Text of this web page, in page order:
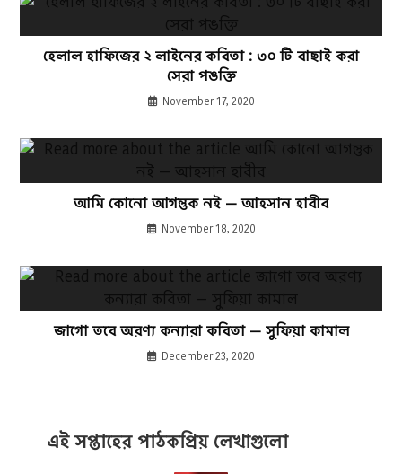
হেলাল হাফিজের ২ লাইনের কবিতা : ৩০ টি বাছাই করা
সেরা পঙক্তি
November 17, 2020
আমি কোনো আগন্তুক নই — আহসান হাবীব
November 18, 2020
জাগো তবে অরণ্য কন্যারা কবিতা — সুফিয়া কামাল
December 23, 2020
এই সপ্তাহের পাঠকপ্রিয় লেখাগুলো